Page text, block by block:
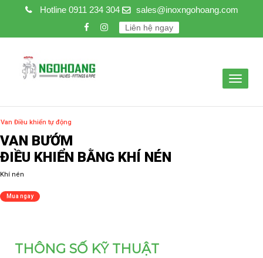
Hotline0911 234 304 sales@inoxngohoang.com
Liên hệ ngay
Toggle
THÔNG SỐ KỸ THUẬT